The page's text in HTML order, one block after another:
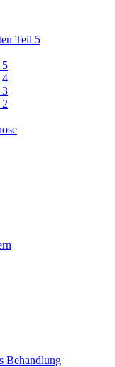
Teil 5
5
4
3
Behandlung